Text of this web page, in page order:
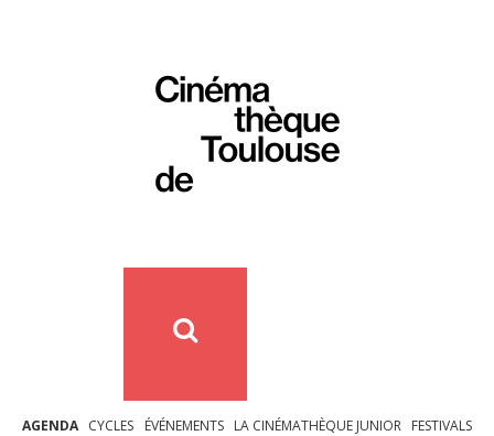
AGENDA CYCLES ÉVÉNEMENTS LA CINÉMATHÈQUE JUNIOR FESTIVALS